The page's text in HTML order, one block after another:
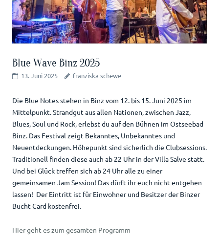
Blue Wave Binz 2025
13. Juni 2025 franziska schewe
Die Blue Notes stehen in Binz vom 12. bis 15. Juni 2025 im
Mittelpunkt. Strandgut aus allen Nationen, zwischen Jazz,
Blues, Soul und Rock, erlebst du auf den Bühnen im Ostseebad
Binz. Das Festival zeigt Bekanntes, Unbekanntes und
Neuentdeckungen. Höhepunkt sind sicherlich die Clubsessions.
Traditionell finden diese auch ab 22 Uhr in der Villa Salve statt.
Und bei Glück treffen sich ab 24 Uhr alle zu einer
gemeinsamen Jam Session! Das dürft ihr euch nicht entgehen
lassen! Der Eintritt ist für Einwohner und Besitzer der Binzer
Bucht Card kostenfrei.
Hier geht es zum gesamten Programm